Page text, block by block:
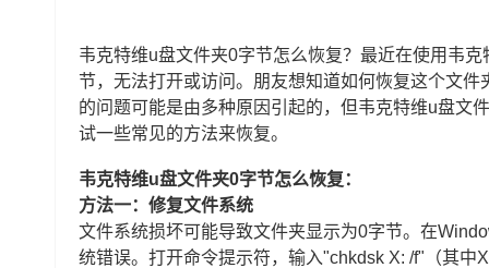
韦克特维u盘文件夹0字节怎么恢复？最近在使用韦
节，无法打开或访问。朋友想知道如何恢复这个文
的问题可能是由多种原因引起的，但韦克特维u盘文
试一些常见的方法来恢复。
韦克特维u盘文件夹0字节怎么恢复：
方法一：修复文件系统
文件系统损坏可能导致文件夹显示为0字节。在
统错误。打开命令提示符，输入"chkdsk X: /f"（其